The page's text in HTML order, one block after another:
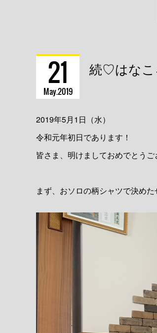
21
May2019
続♡はなこ
2019年5月1日（水）
令和元年初日であります！
皆さま、明けましておめでとうご
まず、おソロの柄シャツで決め